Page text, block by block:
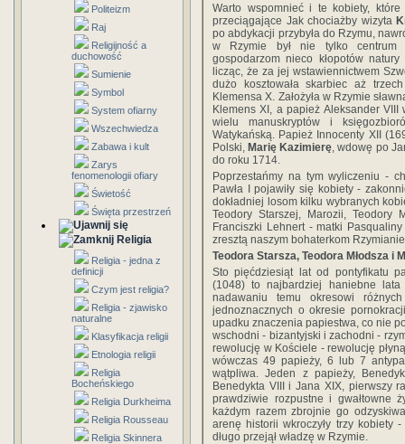
Politeizm
Raj
Religijność a
duchowość
Sumienie
Symbol
System ofiarny
Wszechwiedza
Zabawa i kult
Zarys
fenomenologii ofiary
Świetość
Święta przestrzeń
Religia
Religia - jedna z
definicji
Czym jest religia?
Religia - zjawisko
naturalne
Klasyfikacja religii
Etnologia religii
Religia
Bocheńskiego
Religia Durkheima
Religia Rousseau
Religia Skinnera
Warto wspomnieć i te kobiety, które
przeciągające Jak chociażby wizyta
po abdykacji przybyła do Rzymu,
w Rzymie był nie tylko centrum
gospodarzom nieco kłopotów
licząc, że za jej wstawiennictwem
dużo kosztowała skarbiec aż
Klemensa X. Założyła w Rzymie
Klemens XI, a papież Aleksander
wielu manuskryptów i
Watykańską. Papież Innocenty XII
Polski,Marię Kazimierę, wdowę po
do roku 1714.
Poprzestańmy na tym wyliczeniu -
Pawła I pojawiły się kobiety -
dokładniej losom kilku wybranych
Teodory Starszej, Marozii, Teodory
Franciszki Lehnert - matki
zresztą naszym bohaterkom
Teodora Starsza, Teodora Młodsza i
Sto pięćdziesiąt lat od pontyfikatu
(1048) to najbardziej haniebne
nadawaniu temu okresowi
jednoznacznych o okresie
upadku znaczenia papiestwa, co nie
wschodni - bizantyjski i zachodni -
rewolucję w Kościele - rewolucję
wówczas 49 papieży, 6 lub 7
wątpliwa. Jeden z papieży,
Benedykta VIII i Jana XIX, pierwszy
prawdziwie rozpustne i gwałtowne
każdym razem zbrojnie go
arenę historii wkroczyły trzy kobiety
długo przejął władzę w Rzymie.